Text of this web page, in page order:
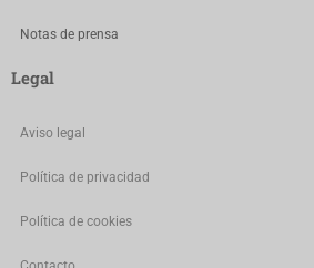
Notas de prensa
Legal
Aviso legal
Política de privacidad
Política de cookies